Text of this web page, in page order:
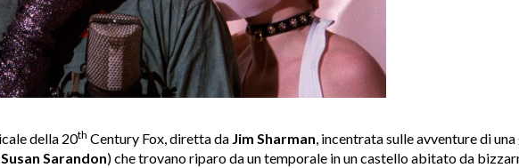
della 20th Century Fox, diretta da Jim Sharman, incentrata sulle avventure di
Susan Sarandon) che trovano riparo da un temporale in un castello abitato da